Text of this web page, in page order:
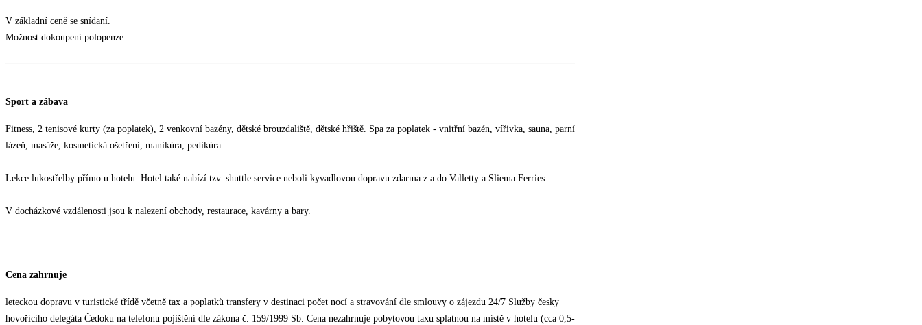
V základní ceně se snídaní.
Možnost dokoupení polopenze.
Sport a zábava
Fitness, 2 tenisové kurty (za poplatek), 2 venkovní bazény, dětské brouzdaliště, dětské hřiště. Spa za poplatek - vnitřní bazén, vířivka, sauna, parní
lázeň, masáže, kosmetická ošetření, manikúra, pedikúra.
Lekce lukostřelby přímo u hotelu. Hotel také nabízí tzv. shuttle service neboli kyvadlovou dopravu zdarma z a do Valletty a Sliema Ferries.
V docházkové vzdálenosti jsou k nalezení obchody, restaurace, kavárny a bary.
Cena zahrnuje
leteckou dopravu v turistické třídě včetně tax a poplatků transfery v destinaci počet nocí a stravování dle smlouvy o zájezdu 24/7 Služby česky
hovořícího delegáta Čedoku na telefonu pojištění dle zákona č. 159/1999 Sb. Cena nezahrnuje pobytovou taxu splatnou na místě v hotelu (cca 0,5-